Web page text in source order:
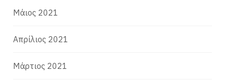
Μάιος 2021
Απρίλιος 2021
Μάρτιος 2021